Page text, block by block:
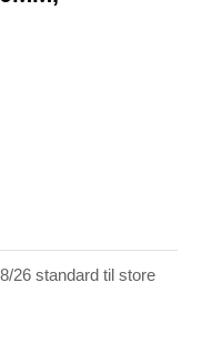
26 standard til store